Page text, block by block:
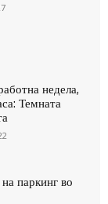
недела,
Темната
паркинг во